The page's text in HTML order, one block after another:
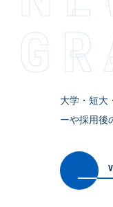
大学・短大
ーや採用後